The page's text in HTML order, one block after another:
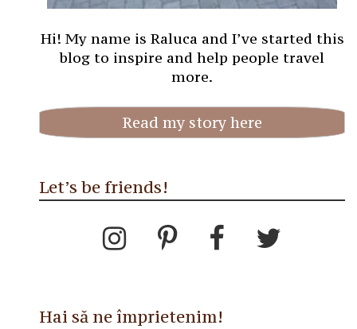
Hi! My name is Raluca and I’ve started this
blog to inspire and help people travel
more.
Read my story here
Let’s be friends!
Hai să ne împrietenim!